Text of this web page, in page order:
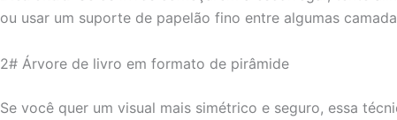
ou usar um suporte de papelão fino entre algumas
2# Árvore de livro em formato de pirâmide
Se você quer um visual mais simétrico e seguro, essa